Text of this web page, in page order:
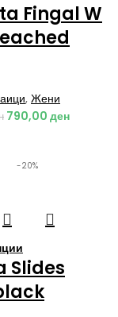
Fingal W
, Жени
790,00 ден
-20%
Slides